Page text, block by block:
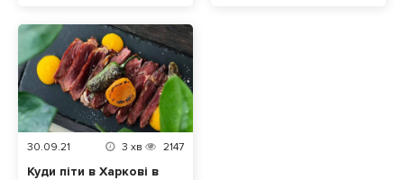
30.09.21 3 хв 2147
Куди піти в Харкові в